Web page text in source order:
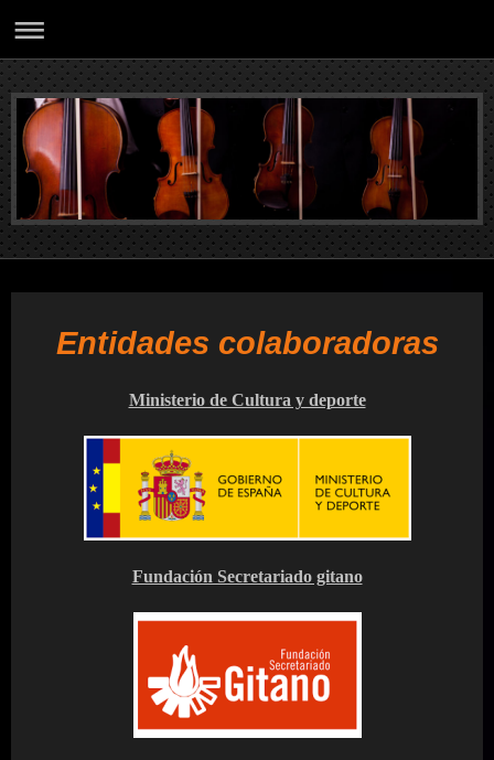
Entidades colaboradoras
Ministerio de Cultura y deporte
Fundación Secretariado gitano